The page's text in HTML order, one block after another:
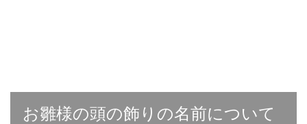
お雛様の頭の飾りの名前について